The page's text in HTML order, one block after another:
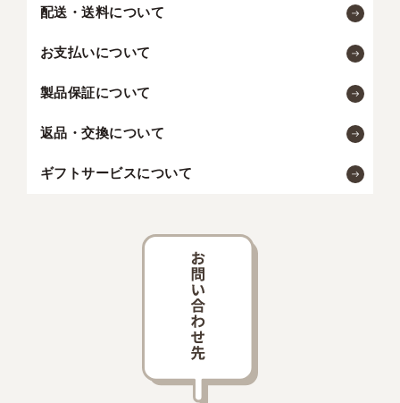
配送・送料について
お支払いについて
製品保証について
返品・交換について
ギフトサービスについて